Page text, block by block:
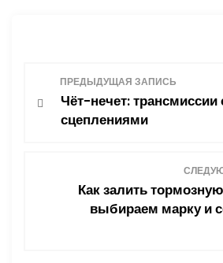
ПРЕДЫДУЩАЯ ЗАПИСЬ
Чёт-нечет: трансмиссии
сцеплениями
Как залить
выбираем марку и